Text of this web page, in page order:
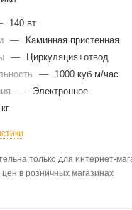
140 вт
—
Каминная пристенная
—
Циркуляция+отвод
—
1000 куб.м/час
—
Электронное
только для интернет-
цен в розничных магазинах